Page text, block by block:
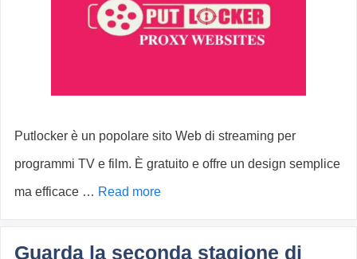
Putlocker è un popolare sito Web di streaming per
programmi TV e film. È gratuito e offre un design semplice
ma efficace … Read more
Guarda la seconda stagione di